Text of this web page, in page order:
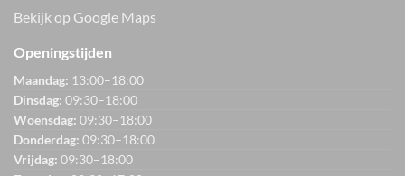
Bekijk op Google Maps
Openingstijden
Maandag: 13:00–18:00
Dinsdag: 09:30–18:00
Woensdag: 09:30–18:00
Donderdag: 09:30–18:00
Vrijdag: 09:30–18:00